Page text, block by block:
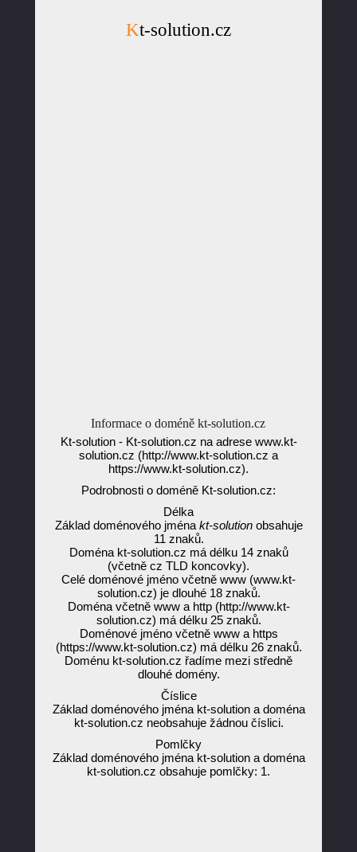
Kt-solution.cz
Informace o doméně kt-solution.cz
Kt-solution - Kt-solution.cz na adrese www.kt-
solution.cz (http://www.kt-solution.cz a
https://www.kt-solution.cz).
Podrobnosti o doméně Kt-solution.cz:
Délka
Základ doménového jména kt-solutionobsahuje
11 znaků.
Doména kt-solution.cz má délku 14 znaků
(včetně cz TLD koncovky).
Celé doménové jméno včetně www (www.kt-
solution.cz) je dlouhé 18 znaků.
Doména včetně www a http (http://www.kt-
solution.cz) má délku 25 znaků.
Doménové jméno včetně www a https
(https://www.kt-solution.cz) má délku 26 znaků.
Doménu kt-solution.cz řadíme mezi středně
dlouhé domény.
Číslice
Základ doménového jména kt-solution a doména
kt-solution.cz neobsahuje žádnou číslici.
Pomlčky
Základ doménového jména kt-solution a doména
kt-solution.cz obsahuje pomlčky: 1.